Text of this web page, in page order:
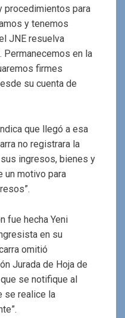
procedimientos para
y tenemos
JNE resuelva
Permanecemos en la
firmes
su cuenta de
que llegó a esa
no registrara la
ingresos, bienes y
un motivo para
fue hecha Yeni
en su
omitió
Jurada de Hoja de
se notifique al
se realice la